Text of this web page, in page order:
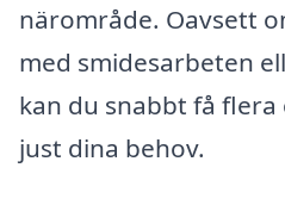
närområde. Oavsett
med smidesarbeten
kan du snabbt få
just dina behov.